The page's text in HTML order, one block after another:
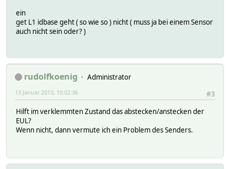
ein
get L1 idbase geht ( so wie so ) nicht ( muss ja bei einem Sensor
auch nicht sein oder? )
rudolfkoenig
Administrator
#3
13 Januar 2013, 10:02:36
Hilft im verklemmten Zustand das abstecken/anstecken der
EUL?
Wenn nicht, dann vermute ich ein Problem des Senders.